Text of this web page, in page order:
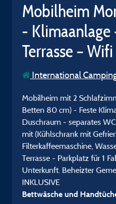
Mobilheim
-
Terrasse – Wifi
International
Mobilheim mit 2
Betten 80 cm) - Feste
Duschraum - separates
mit (Kühlschrank mit
Filterkaffeemaschine,
Terrasse - Parkplatz für 1
Unterkunft. Beheizter
INKLUSIVE
Bettwäsche und